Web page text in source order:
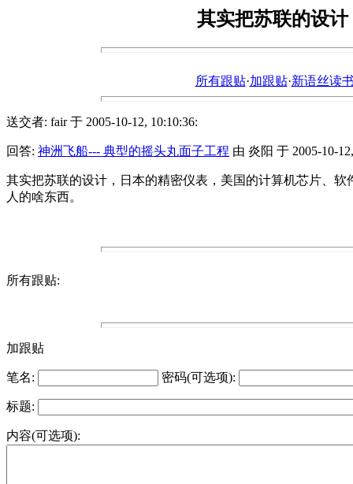
其实把苏联的设
所有跟贴·加跟贴·新语丝读
送交者: fair 于 2005-10-12, 10:10:36:
回答: 神洲飞船--- 典型的摇头丸面子工程 由 炎阳 于 2005-10-
其实把苏联的设计，日本的精密仪表，美国的计算机芯片、
人的啥东西。
所有跟贴:
加跟贴
笔名: 密码(可选项):
标题:
内容(可选项):